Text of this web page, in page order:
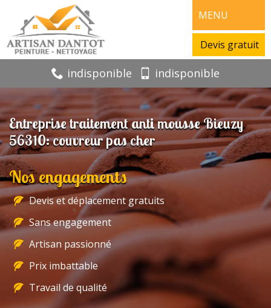
MENU
Devis gratuit
indisponible indisponible
Entreprise traitement anti mousse Bieuzy
56310: couvreur pas cher
Nos engagements
Devis et déplacement gratuits
Sans engagement
Artisan passionné
Prix imbattable
Travail de qualité